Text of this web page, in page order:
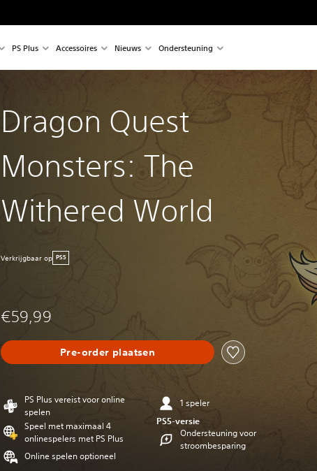
PS Plus Accessoires Nieuws Ondersteuning
Dragon Quest
Monsters: The
Withered World
Verkrijgbaar op PS5
€59,99
Pre-order plaatsen
PS Plus vereist voor online
spelen
Speel met maximaal 4
onlinespelers met PS Plus
Online spelen optioneel
1 speler
PS5-versie
Ondersteuning voor
stroombesparing